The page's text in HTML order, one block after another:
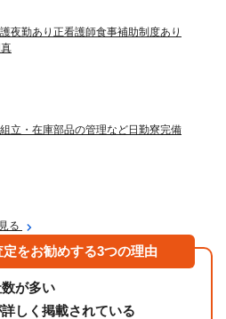
夜勤あり正看護師食事補助制度あり
立・在庫部品の管理など日勤寮完備
る
をお勧めする3つの理由
が多い
しく掲載されている